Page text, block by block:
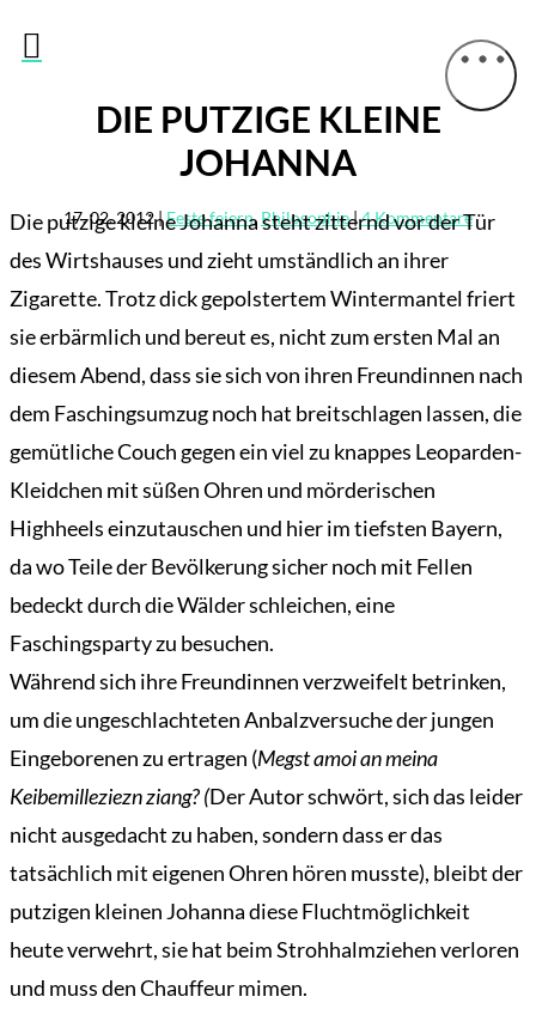

DIE PUTZIGE KLEINE
JOHANNA
17. 02. 2012|Feste feiern, Philosophie|4 Kommentare
Die putzige kleine Johanna steht zitternd vor der Tür
des Wirtshauses und zieht umständlich an ihrer
Zigarette. Trotz dick gepolstertem Wintermantel friert
sie erbärmlich und bereut es, nicht zum ersten Mal an
diesem Abend, dass sie sich von ihren Freundinnen nach
dem Faschingsumzug noch hat breitschlagen lassen, die
gemütliche Couch gegen ein viel zu knappes Leoparden-
Kleidchen mit süßen Ohren und mörderischen
Highheels einzutauschen und hier im tiefsten Bayern,
da wo Teile der Bevölkerung sicher noch mit Fellen
bedeckt durch die Wälder schleichen, eine
Faschingsparty zu besuchen.
Während sich ihre Freundinnen verzweifelt betrinken,
um die ungeschlachteten Anbalzversuche der jungen
Eingeborenen zu ertragen (Megst amoi an meina
Keibemilleziezn ziang? (Der Autor schwört, sich das leider
nicht ausgedacht zu haben, sondern dass er das
tatsächlich mit eigenen Ohren hören musste), bleibt der
putzigen kleinen Johanna diese Fluchtmöglichkeit
heute verwehrt, sie hat beim Strohhalmziehen verloren
und muss den Chauffeur mimen.